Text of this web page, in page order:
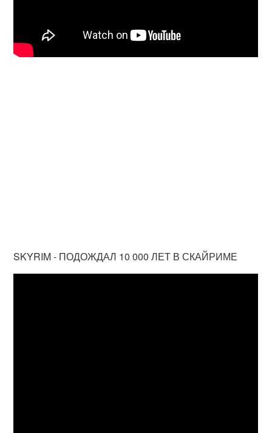
SKYRIM - ПОДОЖДАЛ 10 000 ЛЕТ В СКАЙРИМЕ